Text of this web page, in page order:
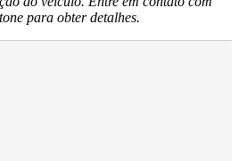
para obter detalhes.